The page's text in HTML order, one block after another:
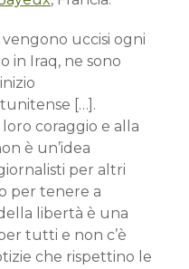
uccisi ogni
in Iraq, ne sono
[…].
coraggio e alla
è un’idea
per altri
per tenere a
libertà è una
tutti e non c’è
che rispettino le